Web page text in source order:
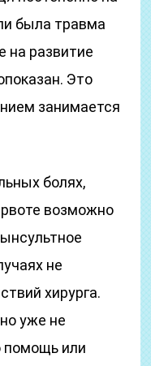
была травма
на развитие
Это
занимается
болях,
возможно
не
хирурга.
уже не
помощь или